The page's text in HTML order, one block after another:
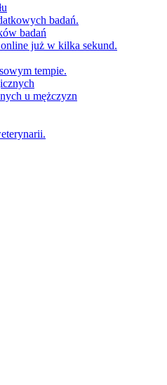
badań.
badań
już w kilka sekund.
tempie.
u mężczyzn